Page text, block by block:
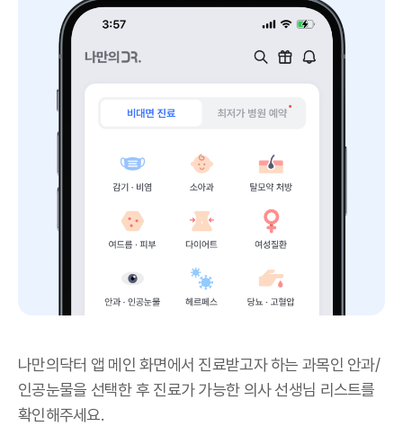
나만의닥터 앱 메인 화면에서 진료받고자 하는 과목인 안과/
인공눈물을 선택한 후 진료가 가능한 의사 선생님 리스트를
확인해주세요.